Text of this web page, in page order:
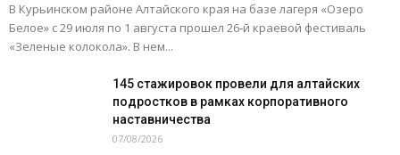
В Курьинском районе Алтайского края на базе лагеря «Озеро
Белое» с 29 июля по 1 августа прошел 26‑й краевой фестиваль
«Зеленые колокола». В нем...
145 стажировок провели для алтайских
подростков в рамках корпоративного
наставничества
07/08/2026